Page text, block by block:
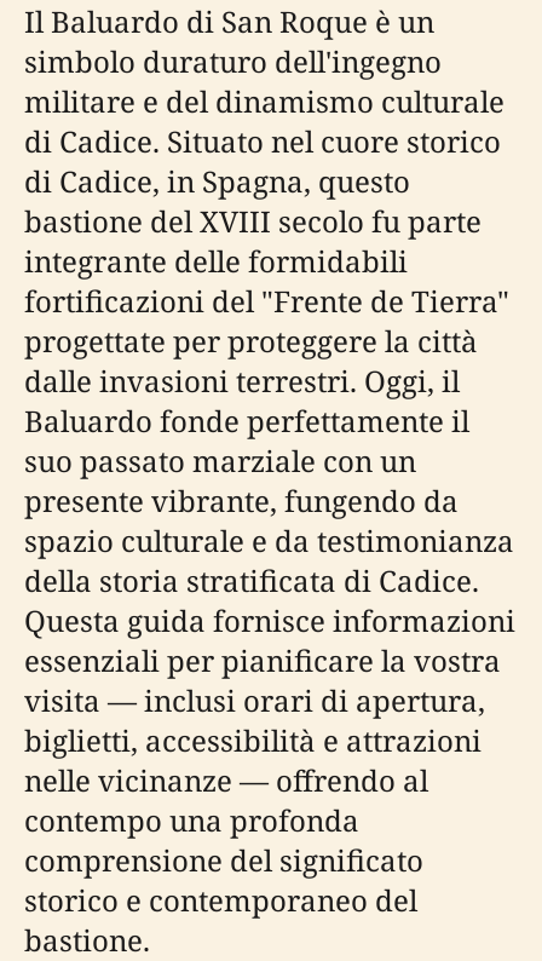
Il Baluardo di San Roque è un
simbolo duraturo dell'ingegno
militare e del dinamismo culturale
di Cadice. Situato nel cuore storico
di Cadice, in Spagna, questo
bastione del XVIII secolo fu parte
integrante delle formidabili
fortificazioni del "Frente de Tierra"
progettate per proteggere la città
dalle invasioni terrestri. Oggi, il
Baluardo fonde perfettamente il
suo passato marziale con un
presente vibrante, fungendo da
spazio culturale e da testimonianza
della storia stratificata di Cadice.
Questa guida fornisce informazioni
essenziali per pianificare la vostra
visita — inclusi orari di apertura,
biglietti, accessibilità e attrazioni
nelle vicinanze — offrendo al
contempo una profonda
comprensione del significato
storico e contemporaneo del
bastione.